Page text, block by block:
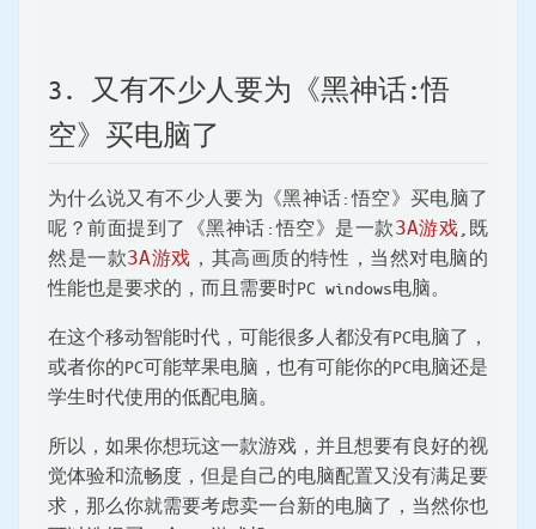
3. 又有不少人要为《黑神话:悟
空》买电脑了
为什么说又有不少人要为《黑神话:悟空》买电脑了
呢？前面提到了《黑神话:悟空》是一款3A游戏 ,既
然是一款3A游戏 ，其高画质的特性，当然对电脑的
性能也是要求的，而且需要时PC windows电脑。
在这个移动智能时代，可能很多人都没有PC电脑了，
或者你的PC可能苹果电脑，也有可能你的PC电脑还是
学生时代使用的低配电脑。
所以，如果你想玩这一款游戏，并且想要有良好的视
觉体验和流畅度，但是自己的电脑配置又没有满足要
求，那么你就需要考虑卖一台新的电脑了，当然你也